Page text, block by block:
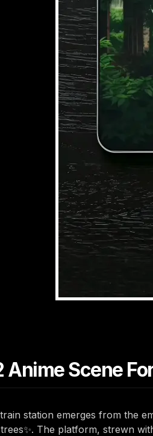
Anime Scene
station emerges from the
The platform, strewn